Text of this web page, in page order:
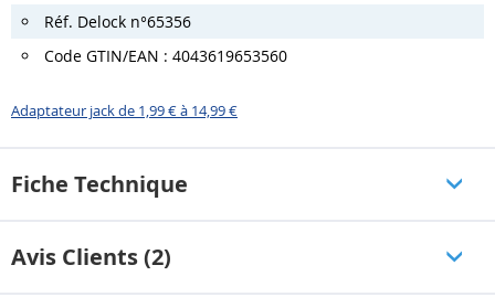
Réf. Delock n°65356
Code GTIN/EAN : 4043619653560
Adaptateur jack de 1,99 € à 14,99 €
Fiche Technique
Avis Clients (2)